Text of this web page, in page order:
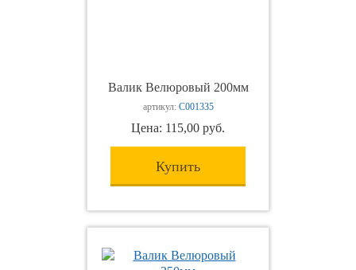
Валик Велюровый 200мм
артикул: С001335
Цена: 115,00 руб.
Купить